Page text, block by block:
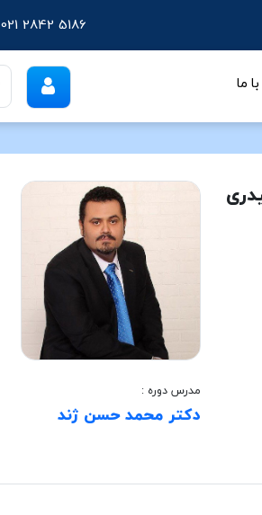
021 2842 5186
ما
مدرس دوره :
دکتر محمد حسن ژند